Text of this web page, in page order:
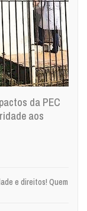
da PEC
aos
e direitos! Quem